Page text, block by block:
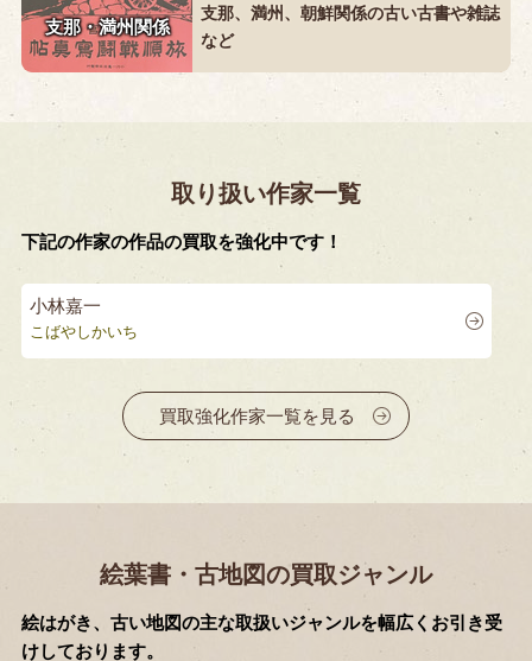
支那・満州関係
支那、満州、朝鮮関係の古い古書や雑誌
など
取り扱い作家一覧
下記の作家の作品の買取を強化中です！
小林嘉一
こばやしかいち
買取強化作家一覧を見る
絵葉書・古地図の買取ジャンル
絵はがき、古い地図の主な取扱いジャンルを幅広くお引き受
けしております。